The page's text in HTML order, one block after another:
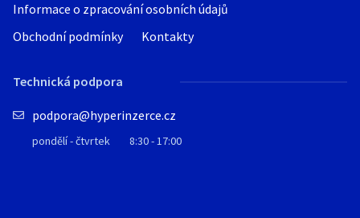
Informace o zpracování osobních údajů
Obchodní podmínky
Kontakty
Technická podpora
podpora@hyperinzerce.cz
pondělí - čtvrtek 8:30 - 17:00